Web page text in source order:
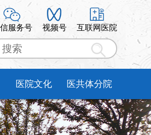
服务号 视频号 互联网医院
医院文化 医共体分院